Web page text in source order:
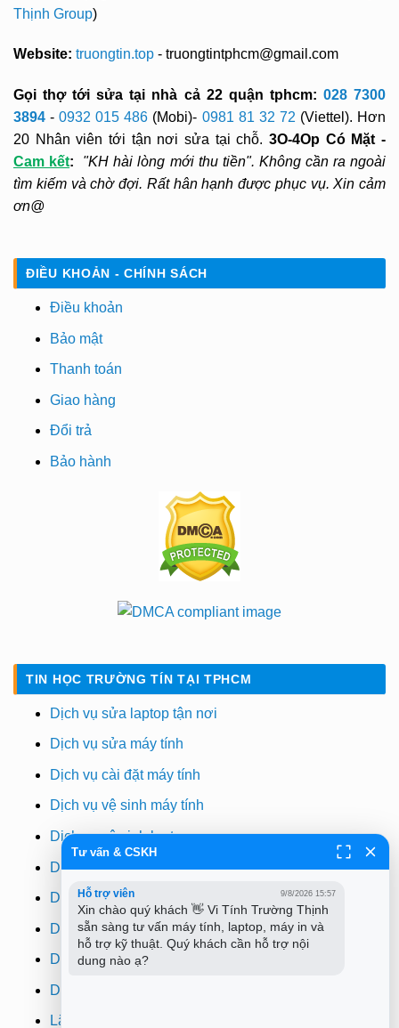
Thịnh Group)
Website: truongtin.top - truongtintphcm@gmail.com
Gọi thợ tới sửa tại nhà cả 22 quận tphcm: 028 7300
3894-0932 015 486 (Mobi)- 0981 81 32 72 (Viettel). Hơn
20 Nhân viên tới tận nơi sửa tại chỗ. 3O-4Op Có Mặt -
Cam kết:
"KH hài lòng mới thu tiền". Không cần ra ngoài
tìm kiếm và chờ đợi. Rất hân hạnh được phục vụ. Xin cảm
ơn@
ĐIỀU KHOẢN - CHÍNH SÁCH
Điều khoản
Bảo mật
Thanh toán
Giao hàng
Đổi trả
Bảo hành
TIN HỌC TRƯỜNG TÍN TẠI TPHCM
Dịch vụ sửa laptop tận nơi
Dịch vụ sửa máy tính
Dịch vụ cài đặt máy tính
Dịch vụ vệ sinh máy tính
Dịch vụ vệ sinh laptop
Dịch vụ cài win
Dịch vụ cứu dữ liệu
Dịch vụ sửa wifi tại nhà
Dịch vụ sửa máy in
Dịch vụ nạp mực máy in
Lắp đặt camera quan sát tphcm
Tư vấn & CSKH
Hỗ trợ viên 9/8/2026 15:57
Xin chào quý khách 👋 Vi Tính Trường Thịnh
sẵn sàng tư vấn máy tính, laptop, máy in và
hỗ trợ kỹ thuật. Quý khách cần hỗ trợ nội
dung nào ạ?